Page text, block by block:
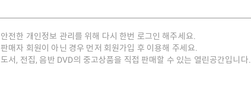
안전한 개인정보 관리를 위해 다시 한번 로그인 해주세요.
판매자 회원이 아닌 경우 먼저 회원가입 후 이용해 주세요.
도서, 전집, 음반 DVD의 중고상품을 직접 판매할 수 있는 열린공간입니다.